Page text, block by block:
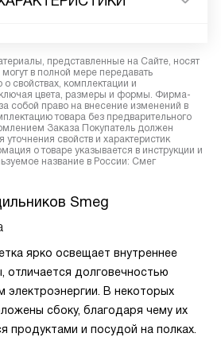
представленные на Сайте, носят
в полной мере передавать
свойствах, комплектации и
цвета, размеры и формы. Фирма-
собой право на внесение изменений в
товара без предварительного
Заказа Покупатель должен
уточнения свойств и характеристик
о товаре указывается в инструкции и
название в России: Смег
Smeg
ярко освещает внутреннее
отличается долговечностью
электроэнергии. В некоторых
сбоку, благодаря чему их
продуктами и посудой на полках.